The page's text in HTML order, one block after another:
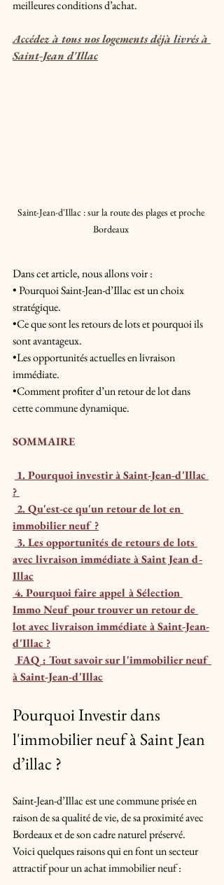
meilleures conditions d’achat.
Accédez à tous nos logements déjà livrés à
Saint-Jean d'Illac
Saint-Jean-d'Illac : sur la route des plages et proche
Bordeaux
Dans cet article, nous allons voir :
• Pourquoi Saint-Jean-d’Illac est un choix
stratégique.
•Ce que sont les retours de lots et pourquoi ils
sont avantageux.
•Les opportunités actuelles en livraison
immédiate.
•Comment profiter d’un retour de lot dans
cette commune dynamique.
SOMMAIRE
1. Pourquoi investir à Saint-Jean-d'Illac
?
2. Qu'est-ce qu'un retour de lot en
immobilier neuf ?
3. Les opportunités de retours de lots
avec livraison immédiate à Saint Jean d-
Illac
4. Pourquoi faire appel à Sélection
Immo Neuf pour trouver un retour de
lot avec livraison immédiate à Saint-Jean-
d'Illac ?
FAQ : Tout savoir sur l'immobilier neuf
à Saint-Jean-d'Illac
Pourquoi Investir dans
l'immobilier neuf à Saint Jean
d’illac ?
Saint-Jean-d’Illac est une commune prisée en
raison de sa qualité de vie, de sa proximité avec
Bordeaux et de son cadre naturel préservé.
Voici quelques raisons qui en font un secteur
attractif pour un achat immobilier neuf :